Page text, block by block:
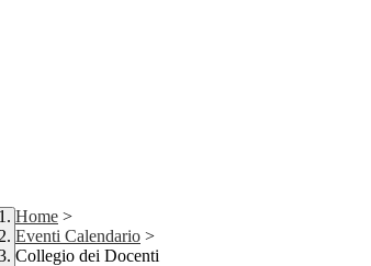
Home >
Eventi Calendario >
Collegio dei Docenti